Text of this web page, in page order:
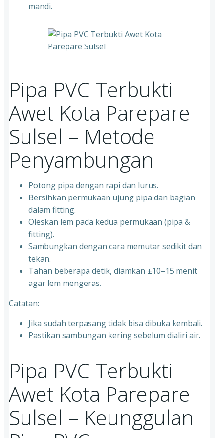
mandi.
Pipa PVC Terbukti
Awet Kota Parepare
Sulsel – Metode
Penyambungan
Potong pipa dengan rapi dan lurus.
Bersihkan permukaan ujung pipa dan bagian
dalam fitting.
Oleskan lem pada kedua permukaan (pipa &
fitting).
Sambungkan dengan cara memutar sedikit dan
tekan.
Tahan beberapa detik, diamkan ±10–15 menit
agar lem mengeras.
Catatan:
Jika sudah terpasang tidak bisa dibuka kembali.
Pastikan sambungan kering sebelum dialiri air.
Pipa PVC Terbukti
Awet Kota Parepare
Sulsel – Keunggulan